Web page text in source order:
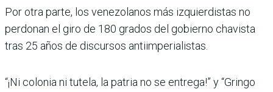
Por otra parte, los venezolanos más izquierdistas no
perdonan el giro de 180 grados del gobierno chavista
tras 25 años de discursos antiimperialistas.
“¡Ni colonia ni tutela, la patria no se entrega!” y “Gringo